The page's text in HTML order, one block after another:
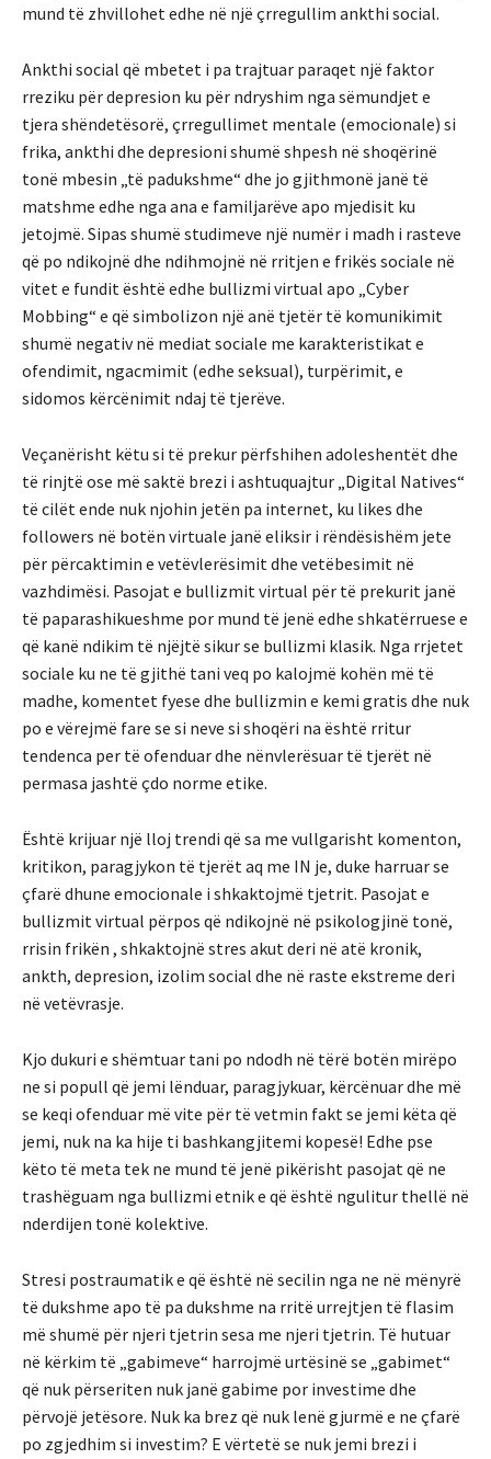
mund të zhvillohet edhe në një çrregullim ankthi social.
Ankthi social që mbetet i pa trajtuar paraqet një faktor
rreziku për depresion ku për ndryshim nga sëmundjet e
tjera shëndetësorë, çrregullimet mentale (emocionale) si
frika, ankthi dhe depresioni shumë shpesh në shoqërinë
tonë mbesin „të padukshme“ dhe jo gjithmonë janë të
matshme edhe nga ana e familjarëve apo mjedisit ku
jetojmë. Sipas shumë studimeve një numër i madh i rasteve
që po ndikojnë dhe ndihmojnë në rritjen e frikës sociale në
vitet e fundit është edhe bullizmi virtual apo „Cyber
Mobbing“ e që simbolizon një anë tjetër të komunikimit
shumë negativ në mediat sociale me karakteristikat e
ofendimit, ngacmimit (edhe seksual), turpërimit, e
sidomos kërcënimit ndaj të tjerëve.
Veçanërisht këtu si të prekur përfshihen adoleshentët dhe
të rinjtë ose më saktë brezi i ashtuquajtur „Digital Natives“
të cilët ende nuk njohin jetën pa internet, ku likes dhe
followers në botën virtuale janë eliksir i rëndësishëm jete
për përcaktimin e vetëvlerësimit dhe vetëbesimit në
vazhdimësi. Pasojat e bullizmit virtual për të prekurit janë
të paparashikueshme por mund të jenë edhe shkatërruese e
që kanë ndikim të njëjtë sikur se bullizmi klasik. Nga rrjetet
sociale ku ne të gjithë tani veq po kalojmë kohën më të
madhe, komentet fyese dhe bullizmin e kemi gratis dhe nuk
po e vërejmë fare se si neve si shoqëri na është rritur
tendenca per të ofenduar dhe nënvlerësuar të tjerët në
permasa jashtë çdo norme etike.
Është krijuar një lloj trendi që sa me vullgarisht komenton,
kritikon, paragjykon të tjerët aq me IN je, duke harruar se
çfarë dhune emocionale i shkaktojmë tjetrit. Pasojat e
bullizmit virtual përpos që ndikojnë në psikologjinë tonë,
rrisin frikën , shkaktojnë stres akut deri në atë kronik,
ankth, depresion, izolim social dhe në raste ekstreme deri
në vetëvrasje.
Kjo dukuri e shëmtuar tani po ndodh në tërë botën mirëpo
ne si popull që jemi lënduar, paragjykuar, kërcënuar dhe më
se keqi ofenduar më vite për të vetmin fakt se jemi këta që
jemi, nuk na ka hije ti bashkangjitemi kopesë! Edhe pse
këto të meta tek ne mund të jenë pikërisht pasojat që ne
trashëguam nga bullizmi etnik e që është ngulitur thellë në
nderdijen tonë kolektive.
Stresi postraumatik e që është në secilin nga ne në mënyrë
të dukshme apo të pa dukshme na rritë urrejtjen të flasim
më shumë për njeri tjetrin sesa me njeri tjetrin. Të hutuar
në kërkim të „gabimeve“ harrojmë urtësinë se „gabimet“
që nuk përseriten nuk janë gabime por investime dhe
përvojë jetësore. Nuk ka brez që nuk lenë gjurmë e ne çfarë
po zgjedhim si investim? E vërtetë se nuk jemi brezi i